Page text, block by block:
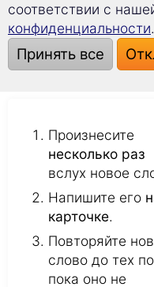
Наши советы,
слова:
Произнесите
несколько раз
вслух новое
Напишите его
карточке.
Повторяйте
слово до тех
пока оно не
соответствии с
конфиденциальности.
Принять все